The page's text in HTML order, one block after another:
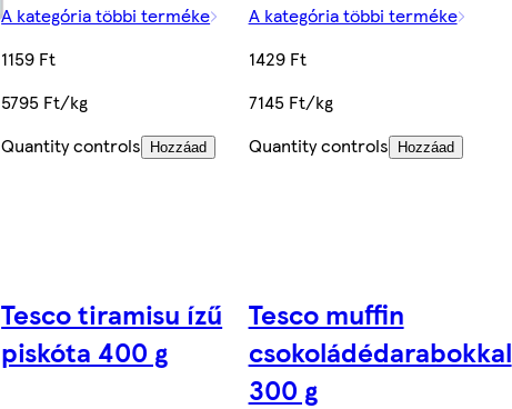
A kategória többi terméke
1159 Ft
5795 Ft/kg
Quantity controls
Hozzáad
A kategória többi terméke
1429 Ft
7145 Ft/kg
Quantity controls
Hozzáad
Tesco tiramisu ízű
piskóta 400 g
Tesco muffin
csokoládédarabokkal
300 g